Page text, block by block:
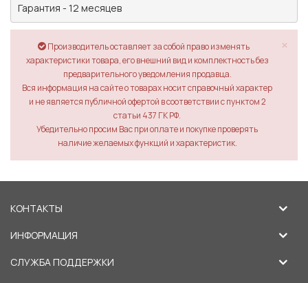
Гарантия - 12 месяцев
×
Производитель оставляет за собой право изменять
характеристики товара, его внешний вид и комплектность без
предварительного уведомления продавца.
Вся информация на сайте о товарах носит справочный характер
и не является публичной офертой в соответствии с пунктом 2
статьи 437 ГК РФ.
Убедительно просим Вас при оплате и покупке проверять
наличие желаемых функций и характеристик.
КОНТАКТЫ
ИНФОРМАЦИЯ
СЛУЖБА ПОДДЕРЖКИ